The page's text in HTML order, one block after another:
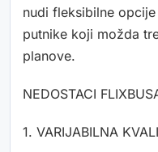
nudi fleksibilne
putnike koji možda
planove.
NEDOSTACI
1. VARIJABILNA